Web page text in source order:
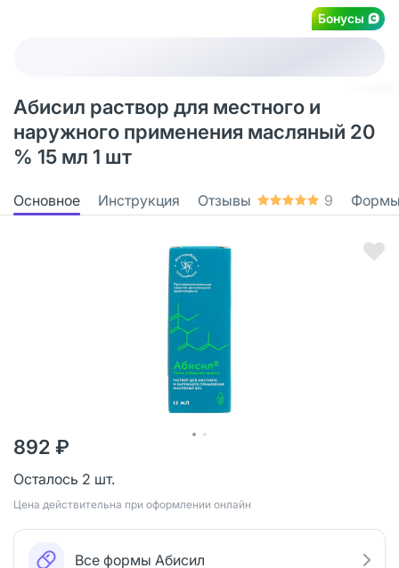
Бонусы
Абисил раствор для местного и
наружного применения масляный 20
% 15 мл 1 шт
Основное Инструкция Отзывы 9
892 ₽
Осталось 2 шт.
Цена действительна при оформлении онлайн
Все формы Абисил